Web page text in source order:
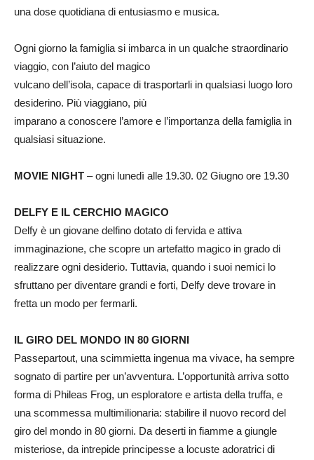
una dose quotidiana di entusiasmo e musica.
Ogni giorno la famiglia si imbarca in un qualche straordinario
viaggio, con l’aiuto del magico
vulcano dell’isola, capace di trasportarli in qualsiasi luogo loro
desiderino. Più viaggiano, più
imparano a conoscere l’amore e l’importanza della famiglia in
qualsiasi situazione.
MOVIE NIGHT – ogni lunedì alle 19.30. 02 Giugno ore 19.30
DELFY E IL CERCHIO MAGICO
Delfy è un giovane delfino dotato di fervida e attiva
immaginazione, che scopre un artefatto magico in grado di
realizzare ogni desiderio. Tuttavia, quando i suoi nemici lo
sfruttano per diventare grandi e forti, Delfy deve trovare in
fretta un modo per fermarli.
IL GIRO DEL MONDO IN 80 GIORNI
Passepartout, una scimmietta ingenua ma vivace, ha sempre
sognato di partire per un’avventura. L’opportunità arriva sotto
forma di Phileas Frog, un esploratore e artista della truffa, e
una scommessa multimilionaria: stabilire il nuovo record del
giro del mondo in 80 giorni. Da deserti in fiamme a giungle
misteriose, da intrepide principesse a locuste adoratrici di